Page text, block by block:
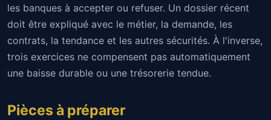
les banques à accepter ou refuser. Un dossier récent
doit être expliqué avec le métier, la demande, les
contrats, la tendance et les autres sécurités. À l'inverse,
trois exercices ne compensent pas automatiquement
une baisse durable ou une trésorerie tendue.
Pièces à préparer